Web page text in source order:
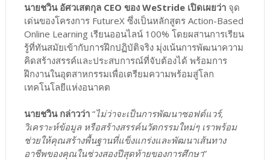
นายชวิน อัศวเสตกุล CEO ของ WeStride เปิดเผยว่าจุด
เด่นของโครงการ FutureX ซึ่งเป็นหลักสูตร Action-Based
Online Learning เรียนออนไลน์ 100% โดยผสานการเรียน
รู้ที่ทันสมัยเข้ากับการฝึกปฏิบัติจริง มุ่งเน้นการพัฒนาความ
คิดสร้างสรรค์และประสบการณ์ที่จับต้องได้ พร้อมการ
ฝึกงานในอุตสาหกรรมเพื่อเตรียมความพร้อมสู่โลก
เทคโนโลยีแห่งอนาคต
นายชวิน กล่าวว่า“ไม่ว่าจะเป็นการพัฒนาซอฟต์แวร์,
วิเคราะห์ข้อมูล หรือสร้างสรรค์นวัตกรรมใหม่ๆ เราพร้อม
ช่วยให้คุณสร้างพื้นฐานที่แข็งแกร่งและพัฒนาเส้นทาง
อาชีพของคุณในช่วงสองปีสุดท้ายของการศึกษา”